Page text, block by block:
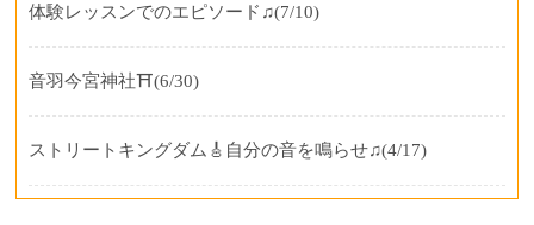
体験レッスンでのエピソード♫(7/10)
音羽今宮神社⛩️(6/30)
ストリートキングダム🎸自分の音を鳴らせ♫(4/17)